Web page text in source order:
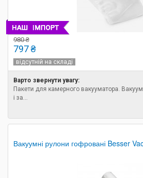
980 ₴
797 ₴
відсутній на складі
Варто звернути увагу:
Пакети для камерного вакууматора.
і за...
Вакуумні рулони гофровані Besser